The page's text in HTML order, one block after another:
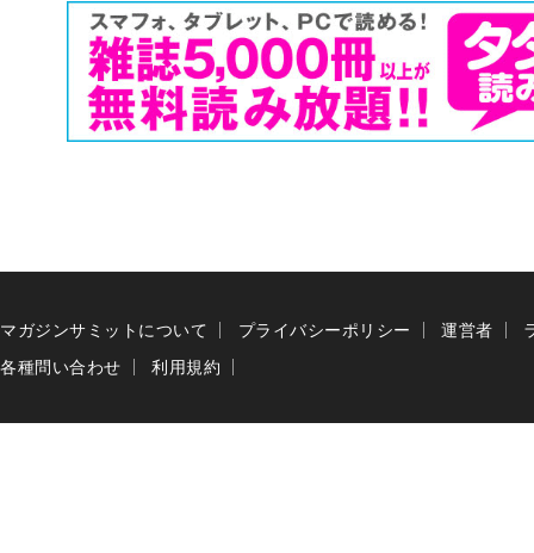
マガジンサミットについて プライバシーポリシー 運営者
各種問い合わせ
利用規約